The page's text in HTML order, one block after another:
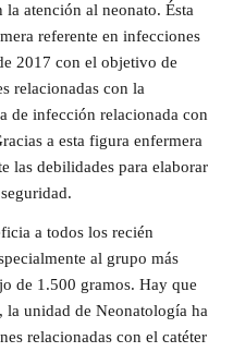
atención al neonato. Ésta
referente en infecciones
2017 con el objetivo de
relacionadas con la
de infección relacionada con
a esta figura enfermera
las debilidades para elaborar
a todos los recién
al grupo más
de 1.500 gramos. Hay que
la unidad de Neonatología ha
relacionadas con el catéter